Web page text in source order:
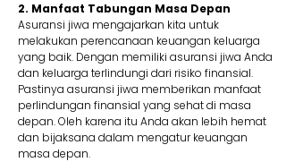
2. Manfaat Tabungan Masa Depan
Asuransi jiwa mengajarkan kita untuk
melakukan perencanaan keuangan keluarga
yang baik. Dengan memiliki asuransi jiwa Anda
dan keluarga terlindungi dari risiko finansial.
Pastinya asuransi jiwa memberikan manfaat
perlindungan finansial yang sehat di masa
depan. Oleh karena itu Anda akan lebih hemat
dan bijaksana dalam mengatur keuangan
masa depan.